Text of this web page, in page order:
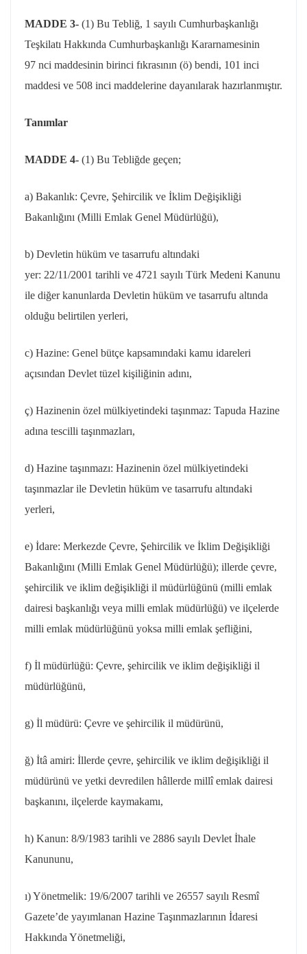
MADDE 3- (1) Bu Tebliğ, 1 sayılı Cumhurbaşkanlığı
Teşkilatı Hakkında Cumhurbaşkanlığı Kararnamesinin
97 nci maddesinin birinci fıkrasının (ö) bendi, 101 inci
maddesi ve 508 inci maddelerine dayanılarak hazırlanmıştır.
Tanımlar
MADDE 4- (1) Bu Tebliğde geçen;
a) Bakanlık: Çevre, Şehircilik ve İklim Değişikliği
Bakanlığını (Milli Emlak Genel Müdürlüğü),
b) Devletin hüküm ve tasarrufu altındaki
yer: 22/11/2001 tarihli ve 4721 sayılı Türk Medeni Kanunu
ile diğer kanunlarda Devletin hüküm ve tasarrufu altında
olduğu belirtilen yerleri,
c) Hazine: Genel bütçe kapsamındaki kamu idareleri
açısından Devlet tüzel kişiliğinin adını,
ç) Hazinenin özel mülkiyetindeki taşınmaz: Tapuda Hazine
adına tescilli taşınmazları,
d) Hazine taşınmazı: Hazinenin özel mülkiyetindeki
taşınmazlar ile Devletin hüküm ve tasarrufu altındaki
yerleri,
e) İdare: Merkezde Çevre, Şehircilik ve İklim Değişikliği
Bakanlığını (Milli Emlak Genel Müdürlüğü); illerde çevre,
şehircilik ve iklim değişikliği il müdürlüğünü (milli emlak
dairesi başkanlığı veya milli emlak müdürlüğü) ve ilçelerde
milli emlak müdürlüğünü yoksa milli emlak şefliğini,
f) İl müdürlüğü: Çevre, şehircilik ve iklim değişikliği il
müdürlüğünü,
g) İl müdürü: Çevre ve şehircilik il müdürünü,
ğ) İtâ amiri: İllerde çevre, şehircilik ve iklim değişikliği il
müdürünü ve yetki devredilen hâllerde millî emlak dairesi
başkanını, ilçelerde kaymakamı,
h) Kanun: 8/9/1983 tarihli ve 2886 sayılı Devlet İhale
Kanununu,
ı) Yönetmelik: 19/6/2007 tarihli ve 26557 sayılı Resmî
Gazete’de yayımlanan Hazine Taşınmazlarının İdaresi
Hakkında Yönetmeliği,